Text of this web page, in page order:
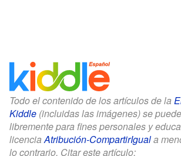
Todo el contenido de los artículos de la
Kiddle (incluidas las imágenes) se
libremente para fines personales y
licenciaAtribución-CompartirIguala
lo contrario. Citar este artículo: